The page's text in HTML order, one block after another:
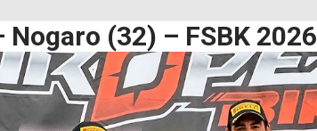
(32) – FSBK 2026